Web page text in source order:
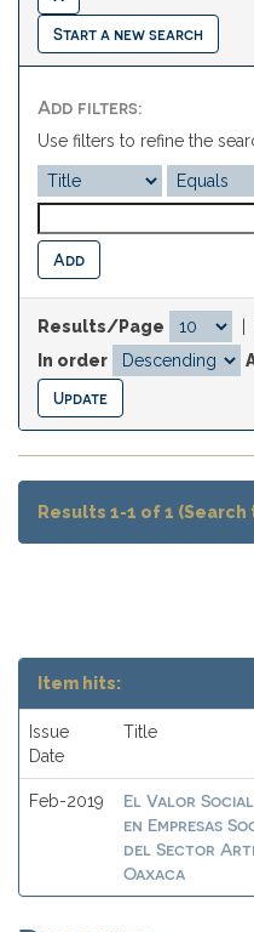
Start a new search
Add filters:
Use filters to refine the
Results/Page
In order
Results 1-1 of 1
Item hits:
Issue
Date
Title
Feb-2019
El Valor
en Empresas
del Sector
Oaxaca